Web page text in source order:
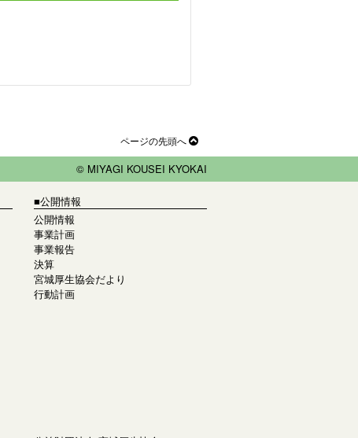
ページの先頭へ
© MIYAGI KOUSEI KYOKAI
■公開情報
公開情報
事業計画
事業報告
決算
宮城厚生協会だより
行動計画